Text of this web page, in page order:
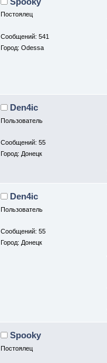
Постоялец
Сообщений: 541
Город: Odessa
Den4ic
Пользователь
Сообщений: 55
Город: Донецк
Den4ic
Пользователь
Сообщений: 55
Город: Донецк
Spooky
Постоялец